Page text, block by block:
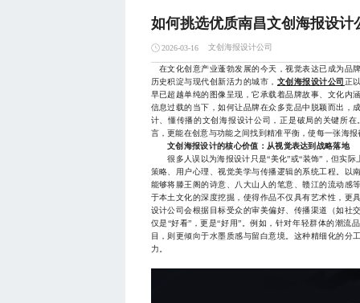
如何挑选优质南昌文创海报设计
2026-03-16 文创海报设计公司
在文化创意产业蓬勃发展的今天，视觉表达已成为品
历史积淀与现代创新活力的城市， 文创海报设计公司 正
早已超越单纯的图像呈现，它承载着品牌故事、文化内
信息过载的当下，如何让品牌在众多竞品中脱颖而出，
计、懂传播的文创海报设计公司，正是破局的关键所
言，更能在创意与功能之间找到精准平衡，使每一张海
文创海报设计的核心价值：从视觉表达到战略落地
很多人误以为海报设计只是“美化”或“装饰”，但实际
策略、用户心理、视觉美学与传播逻辑的系统工程。以
能够将滕王阁的诗意、八大山人的笔意、赣江的流动感
于本土文化的深度挖掘，使得作品不仅具有艺术性，更
设计公司会根据目标受众的审美偏好、传播渠道（如社
仅是“好看”，更是“好用”。例如，针对年轻群体的潮
目，则更倾向于水墨质感与留白意境。这种精细化的分
力。